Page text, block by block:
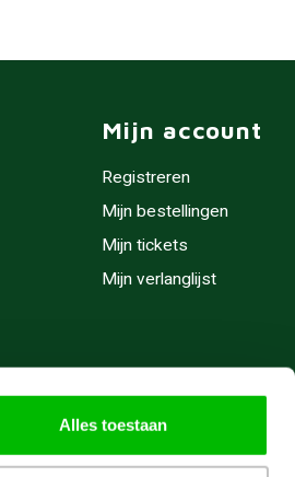
Alles toestaan
Mijn account
Registreren
Mijn bestellingen
Mijn tickets
Mijn verlanglijst